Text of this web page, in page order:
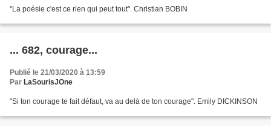
"La poésie c'est ce rien qui peut tout". Christian BOBIN
... 682, courage...
Publié le 21/03/2020 à 13:59
Par LaSourisJOne
"Si ton courage te fait défaut, va au delà de ton courage". Emily DICKINSON